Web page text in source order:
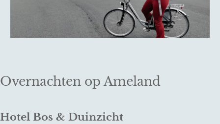
Overnachten op Ameland
Hotel Bos & Duinzicht